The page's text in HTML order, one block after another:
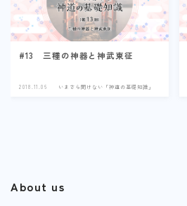
#13 三種の神器と神武東征
2018.11.06 いまさら聞けない「神道の基礎知識」
About us